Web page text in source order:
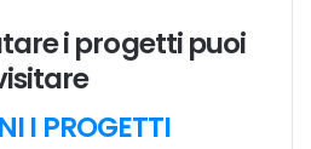
i progetti puoi
I PROGETTI